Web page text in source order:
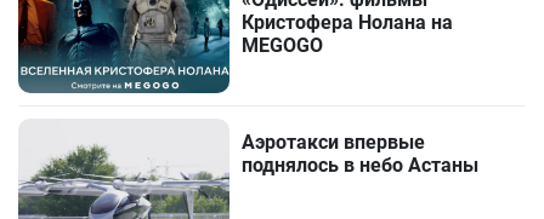
Кристофера Нолана на
MEGOGO
Аэротакси впервые
поднялось в небо Астаны